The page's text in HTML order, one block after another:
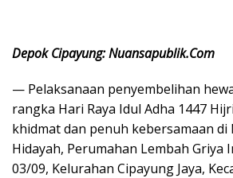
Depok Cipayung: Nuansapublik.Com
— Pelaksanaan penyembelihan
rangka Hari Raya Idul Adha 1447
khidmat dan penuh kebersamaan di
Hidayah, Perumahan Lembah Griya
03/09, Kelurahan Cipayung Jaya,